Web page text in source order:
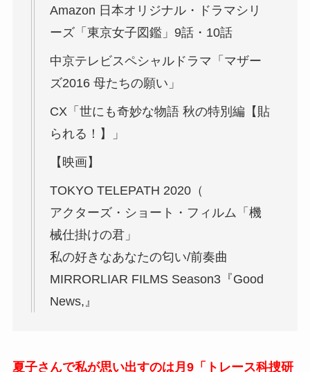
Amazon 日本オリジナル・ドラマシリ
ーズ「東京女子図鑑」9話・10話
中京テレビスペシャルドラマ「マザー
ズ2016 母たちの願い」
CX「世にも奇妙な物語 秋の特別編【貼
られる！】」
【映画】
TOKYO TELEPATH 2020（
アクターズ・ショート・フィルム「機
械仕掛けの君」
私の好きなあなたの匂い/前奏曲
MIRRORLIAR FILMS Season3『Good
News,』
夏子さんで私が思い出すのは月9「トレース科捜研